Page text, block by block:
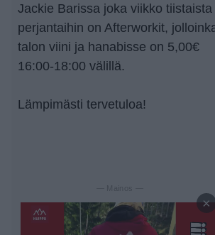
Jackie Barissa joka viikko tiistaista
perjantaihin on Afterworkit,
talon viini ja hanabisse on 5,00€
16:00-18:00 välillä.
Lämpimästi tervetuloa!
— Mainos —
×